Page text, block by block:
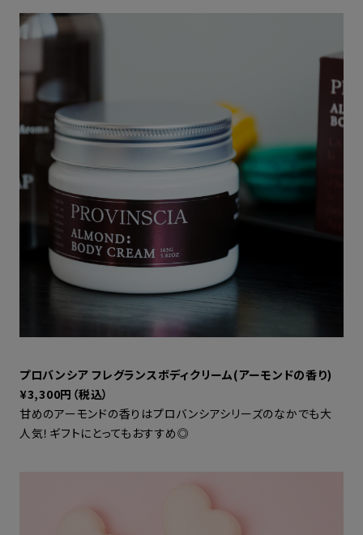
プロバンシア フレグランスボディクリーム(アーモンドの香り)
¥3,300円（税込）
甘めのアーモンドの香りはプロバンシアシリーズのなかでも大
人気！ギフトにとってもおすすめ◎